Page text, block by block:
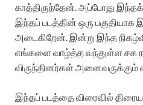
காத்திருந்தேன். அப்போது
இந்தப் படத்தின் ஒரு பகுதியாக
அடைகிறேன். இன்று இந்த
எங்களை வாழ்த்த வந்துள்ள சக
விருந்தினர்கள் அனைவருக்கும்
இந்தப் படத்தை விரைவில்